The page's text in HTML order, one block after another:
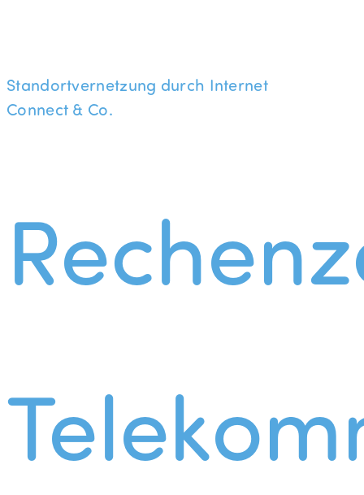
Standortvernetzung durch Internet
Connect & Co.